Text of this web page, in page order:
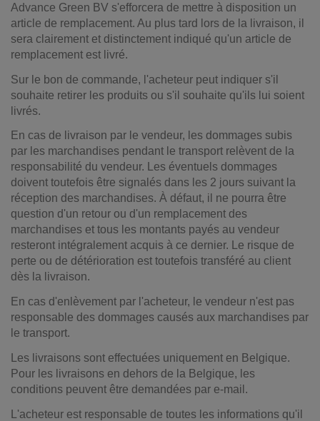
Advance Green BV s'efforcera de mettre à disposition un
article de remplacement. Au plus tard lors de la livraison, il
sera clairement et distinctement indiqué qu'un article de
remplacement est livré.
Sur le bon de commande, l'acheteur peut indiquer s'il
souhaite retirer les produits ou s'il souhaite qu'ils lui soient
livrés.
En cas de livraison par le vendeur, les dommages subis
par les marchandises pendant le transport relèvent de la
responsabilité du vendeur. Les éventuels dommages
doivent toutefois être signalés dans les 2 jours suivant la
réception des marchandises. À défaut, il ne pourra être
question d'un retour ou d'un remplacement des
marchandises et tous les montants payés au vendeur
resteront intégralement acquis à ce dernier. Le risque de
perte ou de détérioration est toutefois transféré au client
dès la livraison.
En cas d'enlèvement par l'acheteur, le vendeur n'est pas
responsable des dommages causés aux marchandises par
le transport.
Les livraisons sont effectuées uniquement en Belgique.
Pour les livraisons en dehors de la Belgique, les
conditions peuvent être demandées par e-mail.
L'acheteur est responsable de toutes les informations qu'il